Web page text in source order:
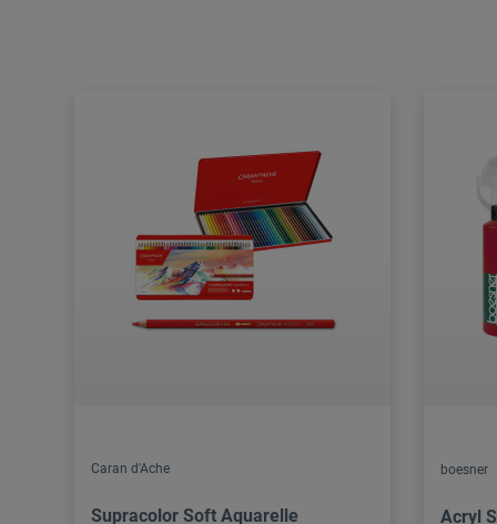
Caran d'Ache
Supracolor Soft Aquarelle
boesner
Acryl